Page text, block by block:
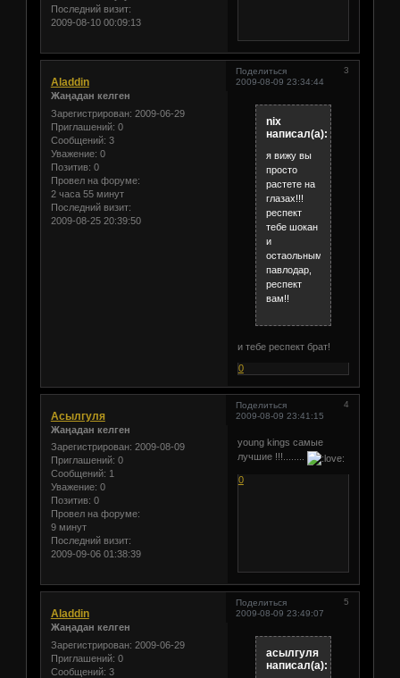
Последний визит:
2009-08-10 00:09:13
Поделиться
3
2009-08-09 23:34:44
Aladdin
Жаңадан келген
Зарегистрирован: 2009-06-29
Приглашений: 0
Сообщений: 3
Уважение: 0
Позитив: 0
Провел на форуме:
2 часа 55 минут
Последний визит:
2009-08-25 20:39:50
nix
написал(а):
я вижу вы
просто
растете на
глазах!!!
респект
тебе шокан
и
остаольным,
павлодар,
респект
вам!!
и тебе респект брат!
0
Поделиться
4
2009-08-09 23:41:15
Асылгуля
Жаңадан келген
Зарегистрирован: 2009-08-09
Приглашений: 0
Сообщений: 1
Уважение: 0
Позитив: 0
Провел на форуме:
9 минут
Последний визит:
2009-09-06 01:38:39
young kings самые
лучшие !!!........
0
Поделиться
5
2009-08-09 23:49:07
Aladdin
Жаңадан келген
Зарегистрирован: 2009-06-29
Приглашений: 0
Сообщений: 3
асылгуля
написал(а):